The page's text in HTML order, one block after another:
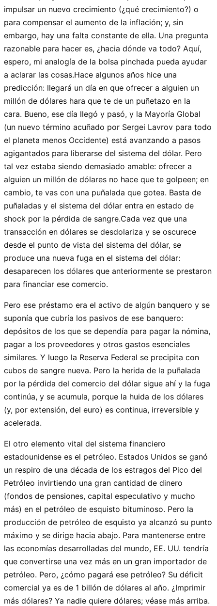
impulsar un nuevo crecimiento (¿qué crecimiento?) o
para compensar el aumento de la inflación; y, sin
embargo, hay una falta constante de ella. Una pregunta
razonable para hacer es, ¿hacia dónde va todo? Aquí,
espero, mi analogía de la bolsa pinchada pueda ayudar
a aclarar las cosas.Hace algunos años hice una
predicción: llegará un día en que ofrecer a alguien un
millón de dólares hara que te de un puñetazo en la
cara. Bueno, ese día llegó y pasó, y la Mayoría Global
(un nuevo término acuñado por Sergei Lavrov para todo
el planeta menos Occidente) está avanzando a pasos
agigantados para liberarse del sistema del dólar. Pero
tal vez estaba siendo demasiado amable: ofrecer a
alguien un millón de dólares no hace que te golpeen; en
cambio, te vas con una puñalada que gotea. Basta de
puñaladas y el sistema del dólar entra en estado de
shock por la pérdida de sangre.Cada vez que una
transacción en dólares se desdolariza y se oscurece
desde el punto de vista del sistema del dólar, se
produce una nueva fuga en el sistema del dólar:
desaparecen los dólares que anteriormente se prestaron
para financiar ese comercio.
Pero ese préstamo era el activo de algún banquero y se
suponía que cubría los pasivos de ese banquero:
depósitos de los que se dependía para pagar la nómina,
pagar a los proveedores y otros gastos esenciales
similares. Y luego la Reserva Federal se precipita con
cubos de sangre nueva. Pero la herida de la puñalada
por la pérdida del comercio del dólar sigue ahí y la fuga
continúa, y se acumula, porque la huida de los dólares
(y, por extensión, del euro) es continua, irreversible y
acelerada.
El otro elemento vital del sistema financiero
estadounidense es el petróleo. Estados Unidos se ganó
un respiro de una década de los estragos del Pico del
Petróleo invirtiendo una gran cantidad de dinero
(fondos de pensiones, capital especulativo y mucho
más) en el petróleo de esquisto bituminoso. Pero la
producción de petróleo de esquisto ya alcanzó su punto
máximo y se dirige hacia abajo. Para mantenerse entre
las economías desarrolladas del mundo, EE. UU. tendría
que convertirse una vez más en un gran importador de
petróleo. Pero, ¿cómo pagará ese petróleo? Su déficit
comercial ya es de 1 billón de dólares al año. ¿Imprimir
más dólares? Ya nadie quiere dólares; véase más arriba.